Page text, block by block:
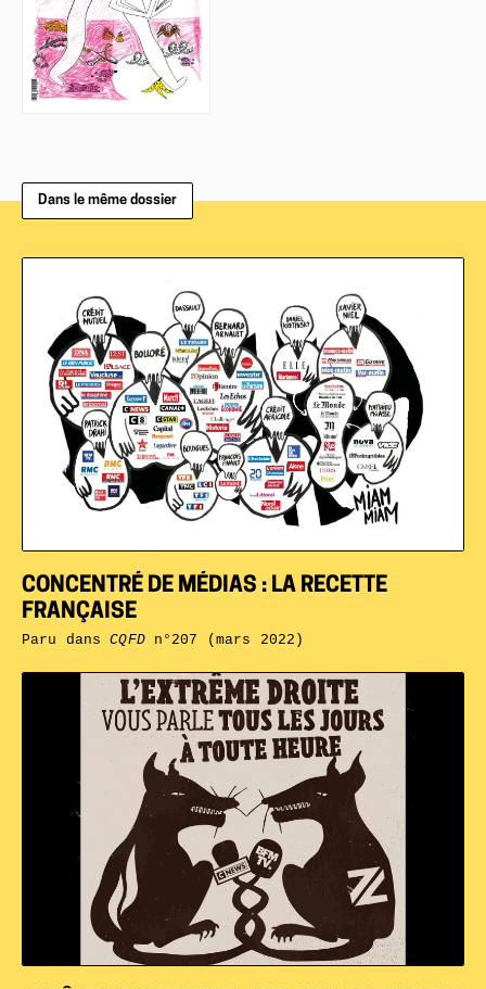
Dans le même dossier
CONCENTRÉ DE MÉDIAS : LA RECETTE
FRANÇAISE
Paru dansCQFDn°207 (mars 2022)